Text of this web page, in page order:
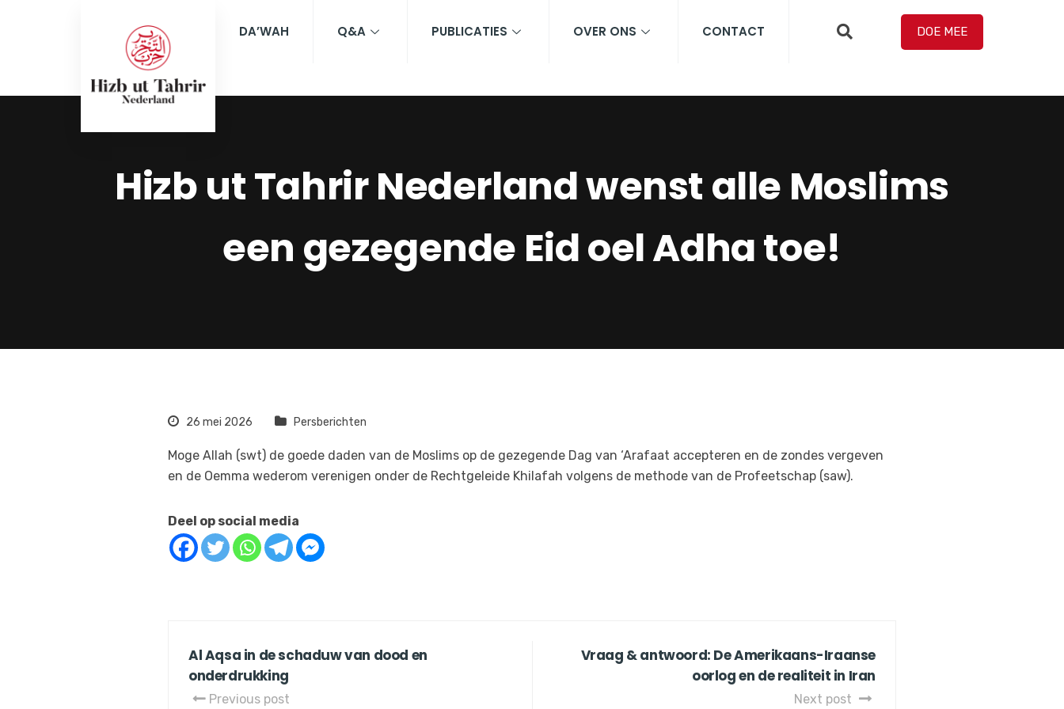
DA’WAH Q&A PUBLICATIES OVER ONS CONTACT DOE MEE
Hizb ut Tahrir Nederland wenst alle Moslims
een gezegende Eid oel Adha toe!
26 mei 2026 Persberichten
Moge Allah (swt) de goede daden van de Moslims op de gezegende Dag van ‘Arafaat accepteren en de zondes vergeven
en de Oemma wederom verenigen onder de Rechtgeleide Khilafah volgens de methode van de Profeetschap (saw).
Deel op social media
Al Aqsa in de schaduw van dood en
onderdrukking
Previous post
Vraag & antwoord: De Amerikaans-Iraanse
oorlog en de realiteit in Iran
Next post